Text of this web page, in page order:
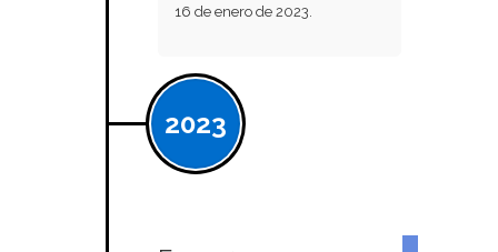
16 de enero de 2023.
2023